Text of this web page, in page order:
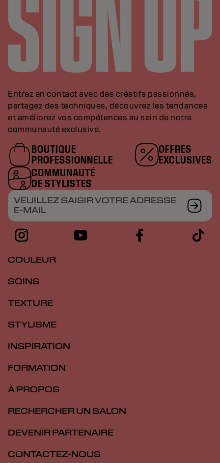
Entrez en contact avec des créatifs passionnés,
partagez des techniques, découvrez les tendances
et améliorez vos compétences au sein de notre
communauté exclusive.
BOUTIQUE
PROFESSIONNELLE
OFFRES
EXCLUSIVES
COMMUNAUTÉ
DE STYLISTES
VEUILLEZ SAISIR VOTRE ADRESSE
E-MAIL
COULEUR
SOINS
TEXTURE
STYLISME
INSPIRATION
FORMATION
À PROPOS
RECHERCHER UN SALON
DEVENIR PARTENAIRE
CONTACTEZ-NOUS